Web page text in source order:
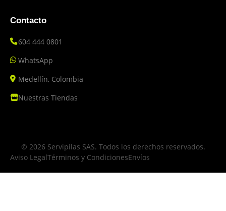
Contacto
604 444 0801
WhatsApp
Medellín, Colombia
Nuestras Tiendas
© 2026 Servipilas SAS. Todos los derechos reservados.
Aviso LegalTérminos y CondicionesEnvíos